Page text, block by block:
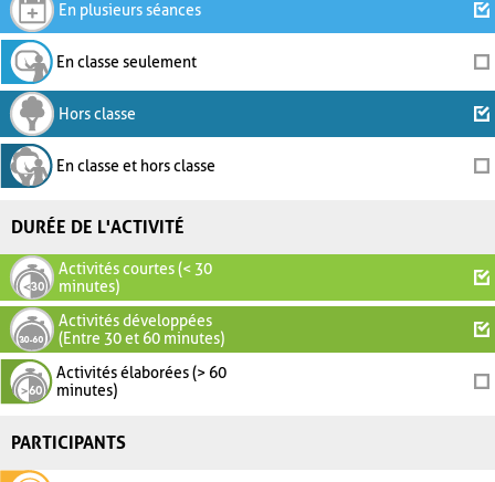
En plusieurs séances
En classe seulement
Hors classe
En classe et hors classe
DURÉE DE L'ACTIVITÉ
Activités courtes (< 30
minutes)
Activités développées
(Entre 30 et 60 minutes)
Activités élaborées (> 60
minutes)
PARTICIPANTS